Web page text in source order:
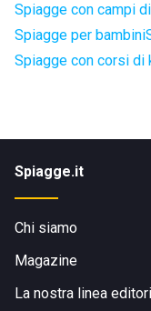
Spiagge con campi
Spiagge per bambini
Spiagge con corsi
Spiagge.it
Chi siamo
Magazine
La nostra linea